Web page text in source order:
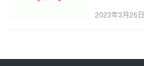
2023年3月26日